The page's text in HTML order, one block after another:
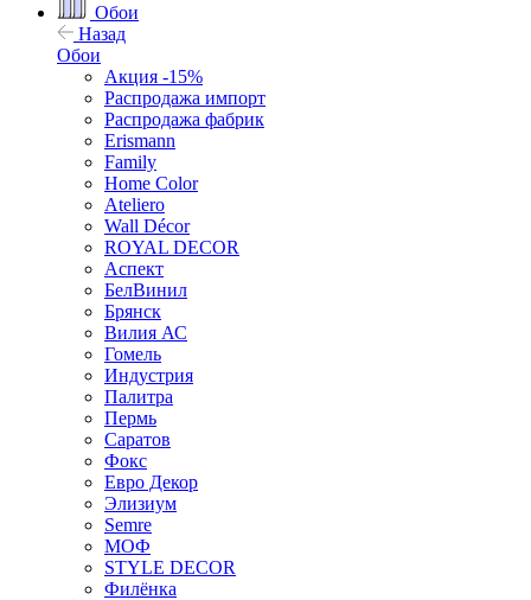
Обои
Назад
Обои
Акция -15%
Распродажа импорт
Распродажа фабрик
Erismann
Family
Home Color
Ateliero
Wall Décor
ROYAL DECOR
Аспект
БелВинил
Брянск
Вилия АС
Гомель
Индустрия
Палитра
Пермь
Саратов
Фокс
Евро Декор
Элизиум
Semre
МОФ
STYLE DECOR
Филёнка